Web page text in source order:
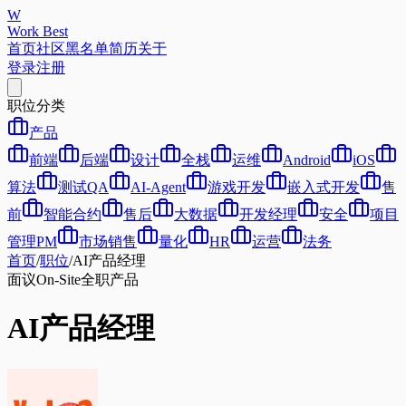
W
Work Best
首页社区黑名单简历关于
登录注册
职位分类
产品
前端
后端 设计 全栈 运维 Android
iOS
算法
测试QA AI-Agent 游戏开发 嵌入式开发
售
前
智能合约 售后 大数据 开发经理 安全
项目
管理PM
市场销售 量化 HR 运营
法务
首页/职位/AI产品经理
面议On-Site全职产品
AI产品经理